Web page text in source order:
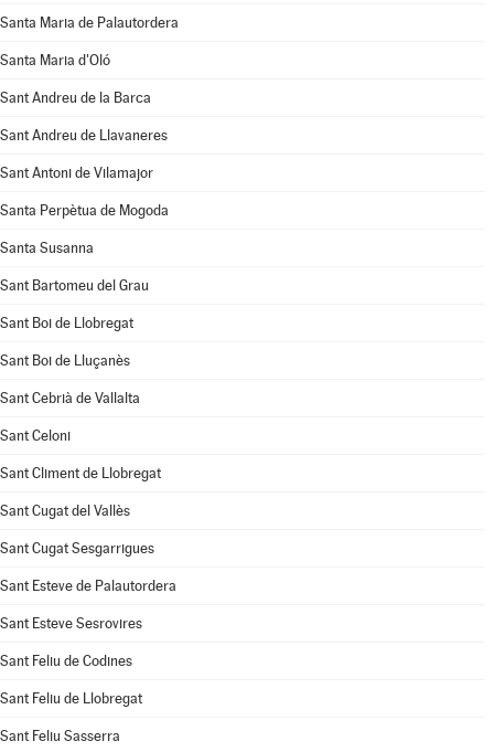
Santa Maria de Palautordera
Santa Maria d'Oló
Sant Andreu de la Barca
Sant Andreu de Llavaneres
Sant Antoni de Vilamajor
Santa Perpètua de Mogoda
Santa Susanna
Sant Bartomeu del Grau
Sant Boi de Llobregat
Sant Boi de Lluçanès
Sant Cebrià de Vallalta
Sant Celoni
Sant Climent de Llobregat
Sant Cugat del Vallès
Sant Cugat Sesgarrigues
Sant Esteve de Palautordera
Sant Esteve Sesrovires
Sant Feliu de Codines
Sant Feliu de Llobregat
Sant Feliu Sasserra